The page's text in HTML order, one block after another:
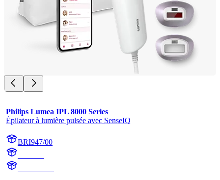
Philips Lumea IPL 8000 Series
Épilateur à lumière pulsée avec SenseIQ
BRI947/00